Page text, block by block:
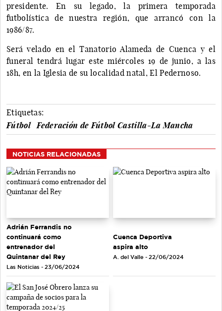
presidente. En su legado, la primera temporada
futbolística de nuestra región, que arrancó con la
1986/87.
Será velado en el Tanatorio Alameda de Cuenca y el
funeral tendrá lugar este miércoles 19 de junio, a las
18h, en la Iglesia de su localidad natal, El Pedernoso.
Etiquetas:
Fútbol
Federación de Fútbol Castilla-La Mancha
NOTICIAS RELACIONADAS
Adrián Ferrandis no
continuará como
entrenador del
Quintanar del Rey
Las Noticias - 23/06/2024
Cuenca Deportiva
aspira alto
A. del Valle - 22/06/2024